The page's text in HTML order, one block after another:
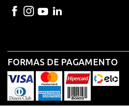
FORMAS DE PAGAMENTO